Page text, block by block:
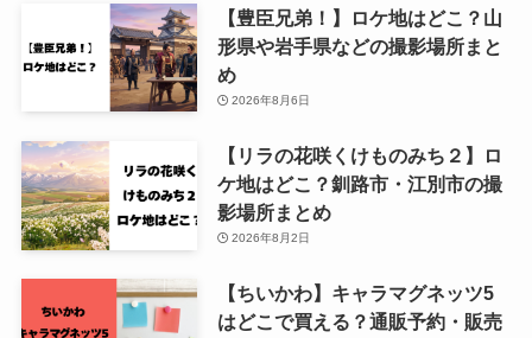
【豊臣兄弟！】ロケ地はどこ？山
形県や岩手県などの撮影場所まと
め
2026年8月6日
【リラの花咲くけものみち２】ロ
ケ地はどこ？釧路市・江別市の撮
影場所まとめ
2026年8月2日
【ちいかわ】キャラマグネッツ5
はどこで買える？通販予約・販売